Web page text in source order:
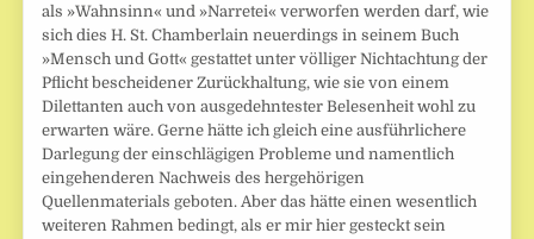
als »Wahnsinn« und »Narretei« verworfen werden darf, wie
sich dies H. St. Chamberlain neuerdings in seinem Buch
»Mensch und Gott« gestattet unter völliger Nichtachtung der
Pflicht bescheidener Zurückhaltung, wie sie von einem
Dilettanten auch von ausgedehntester Belesenheit wohl zu
erwarten wäre. Gerne hätte ich gleich eine ausführlichere
Darlegung der einschlägigen Probleme und namentlich
eingehenderen Nachweis des hergehörigen
Quellenmaterials geboten. Aber das hätte einen wesentlich
weiteren Rahmen bedingt, als er mir hier gesteckt sein